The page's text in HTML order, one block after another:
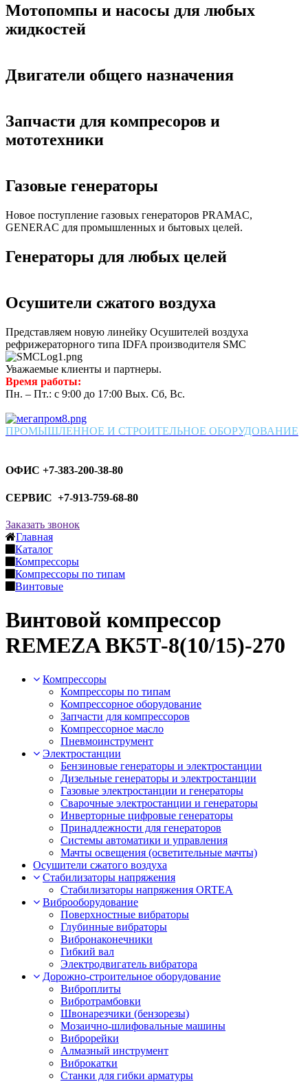
Мотопомпы и насосы для любых
жидкостей
Двигатели общего назначения
Запчасти для компресоров и
мототехники
Газовые генераторы
Новое поступление газовых генераторов PRAMAC,
GENERAC для промышленных и бытовых целей.
Генераторы для любых целей
Осушители сжатого воздуха
Представляем новую линейку Осушителей воздуха
рефрижераторного типа IDFA производителя SMC
Уважаемые клиенты и партнеры.
Время работы:
Пн. – Пт.: с 9:00 до 17:00 Вых. Сб, Вс.
ПРОМЫШЛЕННОЕ И СТРОИТЕЛЬНОЕ ОБОРУДОВАНИЕ
ОФИС +7-383-200-38-80
СЕРВИС +7-913-759-68-80
Заказать звонок
Главная
Каталог
Компрессоры
Компрессоры по типам
Винтовые
Винтовой компрессор
REMEZA ВК5Т-8(10/15)-270
Компрессоры
Компрессоры по типам
Компрессорное оборудование
Запчасти для компрессоров
Компрессорное масло
Пневмоинструмент
Электростанции
Бензиновые генераторы и электростанции
Дизельные генераторы и электростанции
Газовые электростанции и генераторы
Сварочные электростанции и генераторы
Инверторные цифровые генераторы
Принадлежности для генераторов
Системы автоматики и управления
Мачты освещения (осветительные мачты)
Осушители сжатого воздуха
Cтабилизаторы напряжения
Стабилизаторы напряжения ORTEA
Виброоборудование
Поверхностные вибраторы
Глубинные вибраторы
Вибронаконечники
Гибкий вал
Электродвигатель вибратора
Дорожно-строительное оборудование
Виброплиты
Вибротрамбовки
Швонарезчики (бензорезы)
Мозаично-шлифовальные машины
Виброрейки
Алмазный инструмент
Виброкатки
Станки для гибки арматуры